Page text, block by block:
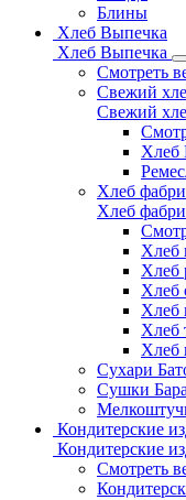
Блины
Хлеб Выпечка
Хлеб Выпечка
Смотреть
Свежий
Свежий
Хлеб
Хлеб
Хлеб
Хлеб
Хлеб
Хлеб
Хлеб
Хлеб
Хлеб
Сухари
Сушки
Кондитерские
Кондитерские
Смотреть